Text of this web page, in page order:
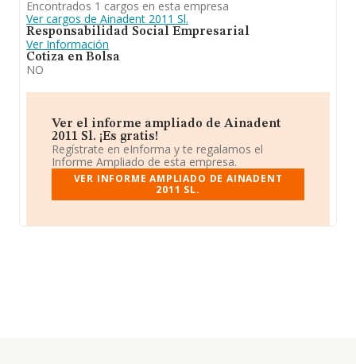
Encontrados 1 cargos en esta empresa
Ver cargos de Ainadent 2011 Sl.
Responsabilidad Social Empresarial
Ver Información
Cotiza en Bolsa
NO
Ver el informe ampliado de Ainadent
2011 Sl. ¡Es gratis!
Regístrate en eInforma y te regalamos el
Informe Ampliado de esta empresa.
VER INFORME AMPLIADO DE AINADENT
2011 SL.